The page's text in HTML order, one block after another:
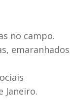
no campo.
Janeiro.